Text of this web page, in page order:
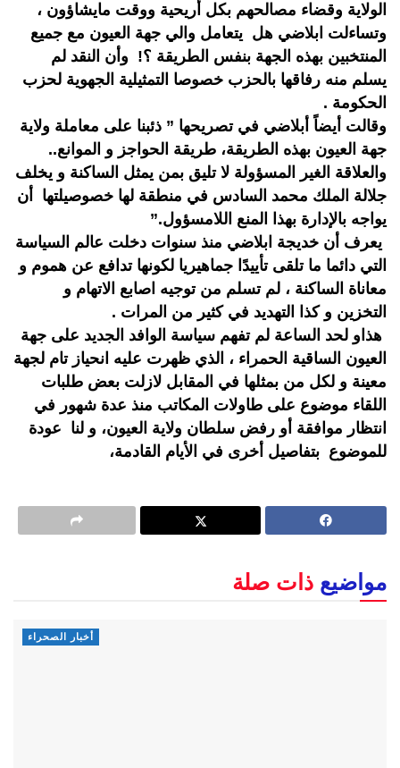
الولاية وقضاء مصالحهم بكل أريحية ووقت مايشاؤون ،
وتساءلت ابلاضي هل يتعامل والي جهة العيون مع جميع
المنتخبين بهذه الجهة بنفس الطريقة ؟! وأن النقد لم
يسلم منه رفاقها بالحزب خصوصا التمثيلية الجهوية لحزب
الحكومة .
وقالت أيضاً أبلاضي في تصريحها ” ذئبنا على معاملة ولاية
جهة العيون بهذه الطريقة، طريقة الحواجز و الموانع..
والعلاقة الغير المسؤولة لا تليق بمن يمثل الساكنة و يخلف
جلالة الملك محمد السادس في منطقة لها خصوصيلتها أن
يواجه بالإدارة بهذا المنع اللامسؤول.”
يعرف أن خديجة ابلاضي منذ سنوات دخلت عالم السياسة
التي دائما ما تلقى تأييدًا جماهيريا لكونها تدافع عن هموم و
معاناة الساكنة ، لم تسلم من توجيه اصابع الاتهام و
التخزين و كذا التهديد في كثير من المرات .
هذاو لحد الساعة لم تفهم سياسة الوافد الجديد على جهة
العيون الساقية الحمراء ، الذي ظهرت عليه انحياز تام لجهة
معينة و لكل من بمثلها في المقابل لازلت بعض طلبات
اللقاء موضوع على طاولات المكاتب منذ عدة شهور في
انتظار موافقة أو رفض سلطان ولاية العيون، و لنا عودة
للموضوع بتفاصيل أخرى في الأيام القادمة،
مواضيع ذات صلة
أخبار الصحراء